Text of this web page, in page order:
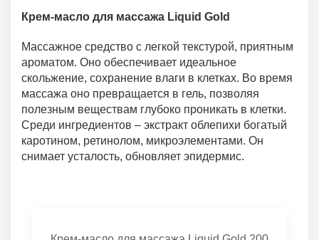
Крем-масло для массажа Liquid Gold
Массажное средство с легкой текстурой, приятным
ароматом. Оно обеспечивает идеальное
скольжение, сохранение влаги в клетках. Во время
массажа оно превращается в гель, позволяя
полезным веществам глубоко проникать в клетки.
Среди ингредиентов – экстракт облепихи богатый
каротином, ретинолом, микроэлементами. Он
снимает усталость, обновляет эпидермис.